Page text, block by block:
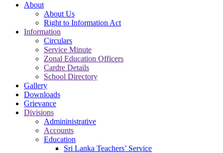
About
About Us
Right to Information Act
Information
Circulars
Service Minute
Zonal Education Officers
Cardre Details
School Directory
Gallery
Downloads
Grievance
Divisions
Admininistrative
Accounts
Education
Sri Lanka Teachers’ Service